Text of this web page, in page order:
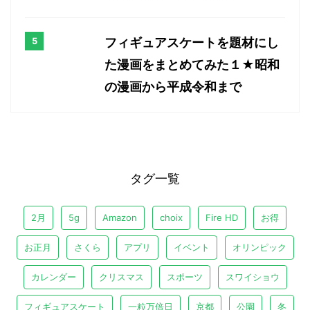
フィギュアスケートを題材にし
た漫画をまとめてみた１★昭和
の漫画から平成令和まで
タグ一覧
2月 5g Amazon choix Fire HD お得
お正月 さくら アプリ イベント オリンピック
カレンダー クリスマス スポーツ スワイショウ
フィギュアスケート 一粒万倍日 京都 公園 冬